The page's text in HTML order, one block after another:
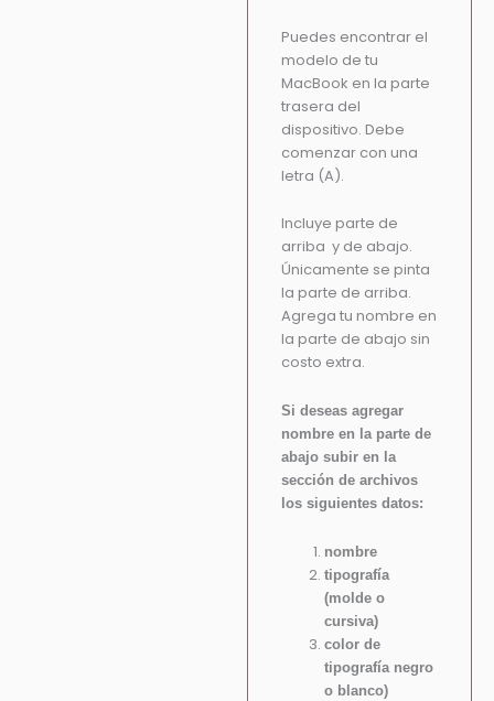
Puedes encontrar el
modelo de tu
MacBook en la parte
trasera del
dispositivo. Debe
comenzar con una
letra (A).
Incluye parte de
arriba y de abajo.
Únicamente se pinta
la parte de arriba.
Agrega tu nombre en
la parte de abajo sin
costo extra.
Si deseas agregar
nombre en la parte de
abajo subir en la
sección de archivos
los siguientes datos:
nombre
tipografía
(molde o
cursiva)
color de
tipografía negro
o blanco)